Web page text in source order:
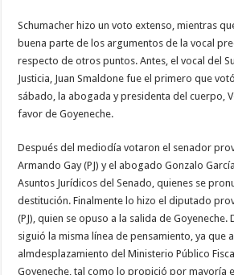
Schumacher hizo un voto extenso, mientras
buena parte de los argumentos de la vocal
respecto de otros puntos. Antes, el vocal del
Justicia, Juan Smaldone fue el primero que
sábado, la abogada y presidenta del cuerpo,
favor de Goyeneche.
Después del mediodía votaron el senador
Armando Gay (PJ) y el abogado Gonzalo
Asuntos Jurídicos del Senado, quienes se
destitución. Finalmente lo hizo el diputado
(PJ), quien se opuso a la salida de Goyeneche.
siguió la misma línea de pensamiento, ya que
almdesplazamiento del Ministerio Público
Goyeneche, tal como lo propició por mayoría